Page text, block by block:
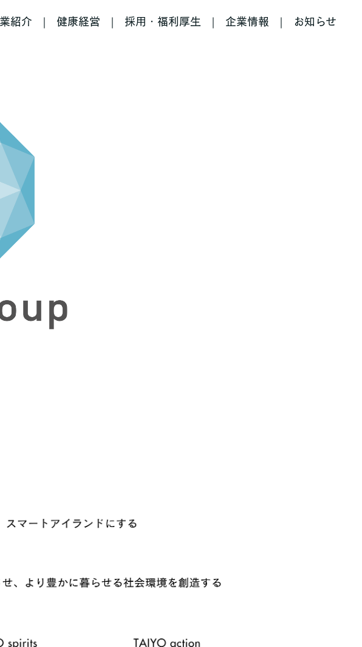
紹介 健康経営 採用・福利厚生 企業情報 お知らせ